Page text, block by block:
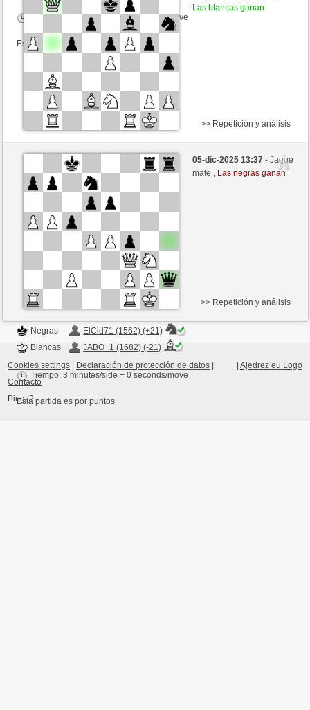
Tiempo: 2 minutes/side + 0 seconds/move
Esta partida es por puntos
Las blancas ganan
Negras
Sab123 (1520) (-10)
JABO_1 (1661) (+10)
Tiempo: 2 minutes/side + 0 seconds/move
Esta partida es por puntos
>> Repetición y análisis
05-dic-2025 13:37- Jaque
mate , Las negras ganan
Negras
ElCid71 (1562) (+21)
Blancas
JABO_1 (1682) (-21)
Tiempo: 3 minutes/side + 0 seconds/move
Esta partida es por puntos
>> Repetición y análisis
Ajedrez eu Logo
Cookies settings Declaración de protección de datos
Contacto
Ping:?